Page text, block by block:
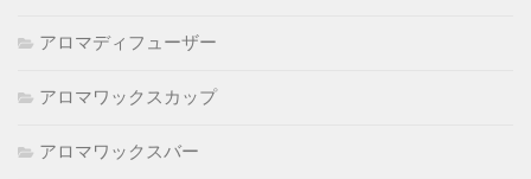
アロマディフューザー
アロマワックスカップ
アロマワックスバー